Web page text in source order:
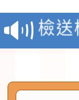
檢送
及師
實施
115
程
函轉